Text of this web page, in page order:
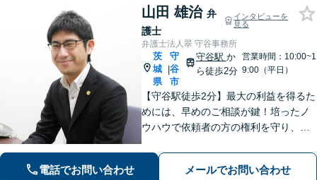
山田 雄治 弁
護士
インタビューを
見る
弁護士法人翠 守谷事務所
茨
城
県
|
守
谷
市
守谷駅 か
ら徒歩2分
営業時間：10:00~1
9:00（平日）
【守谷駅徒歩2分】最大の利益を得るた
めには、早めのご相談が鍵！培ったノ
ウハウで依頼者の方の権利を守り、最
す。借金、遺言相続、離婚、企業法務
その他どんな相談でも受け付けます。
電話でお問い合わせ メールでお問い合わせ